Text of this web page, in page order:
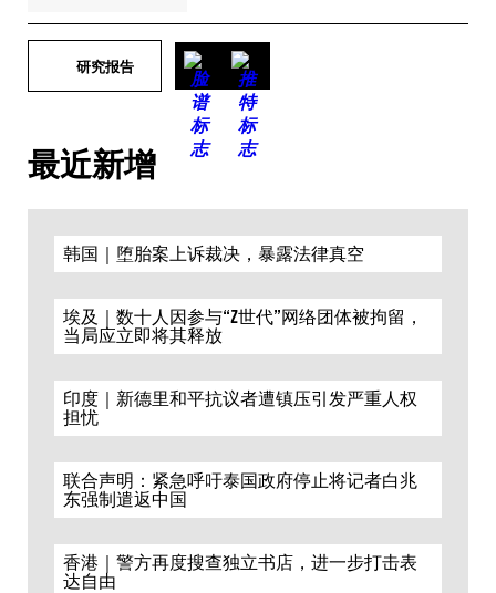
研究报告
最近新增
韩国｜堕胎案上诉裁决，暴露法律真空
埃及｜数十人因参与“Z世代”网络团体被拘留，
当局应立即将其释放
印度｜新德里和平抗议者遭镇压引发严重人权
担忧
联合声明：紧急呼吁泰国政府停止将记者白兆
东强制遣返中国
香港｜警方再度搜查独立书店，进一步打击表
达自由